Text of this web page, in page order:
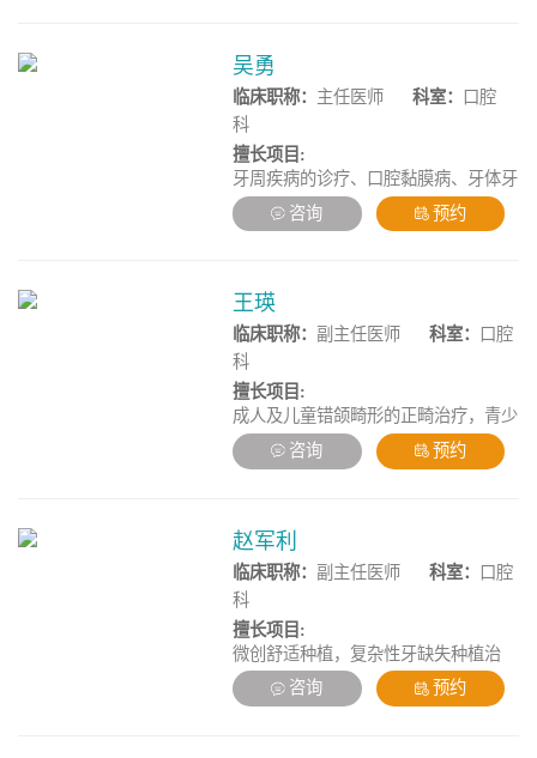
吴勇
临床职称： 主任医师 科室：
口腔
科
擅长项目:
牙周疾病的诊疗、口腔黏膜病、牙体牙
髓病治疗、疑难牙周病的系统性治疗、
复杂牙周病的综合性治疗。
咨询 预约
王瑛
临床职称： 副主任医师 科室：
口腔
科
擅长项目:
成人及儿童错颌畸形的正畸治疗，青少
年牙性及骨性畸形矫治，无托槽隐形矫
正技术，轻力矫治托槽技术，微创美学
病例矫治
咨询 预约
赵军利
临床职称： 副主任医师 科室：
口腔
科
擅长项目:
微创舒适种植，复杂性牙缺失种植治
疗，全口/半口种植手术，全口/半口即
刻负重种植，上颌窦内、外提升术，复
咨询 预约